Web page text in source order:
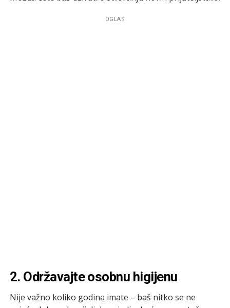
OGLAS
2. Održavajte osobnu higijenu
Nije važno koliko godina imate – baš nitko se ne